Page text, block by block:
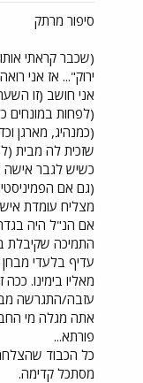
סיפור מרתק
(שכבר קראתי
ירוק"... אז אני
אני חושב (זו
(לפחות במונחים
(כמנהיג, מארגן
שזכית לה מבית
כשיש לגבר אישה
(גם אם
מצליח עומדת
אם הנ"ל היה
התמיכה שקיבלת
עדיף בלעדי
מאליו בימינו.
עזבה/התגרשה
אתה מגלה מי
פורתא...
כל הכבוד
מסתכל קדימה.